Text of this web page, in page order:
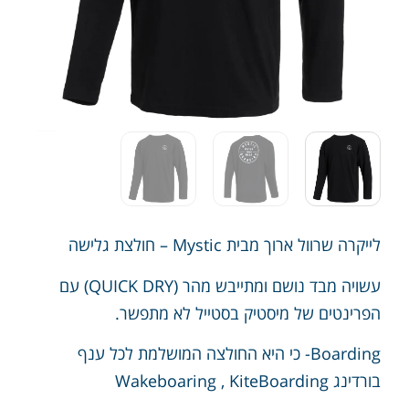
לייקרה שרוול ארוך מבית Mystic – חולצת גלישה
עשויה מבד נושם ומתייבש מהר (QUICK DRY) עם
הפרינטים של מיסטיק בסטייל לא מתפשר.
Boarding- כי היא החולצה המושלמת לכל ענף
בורדינג Wakeboaring , KiteBoarding